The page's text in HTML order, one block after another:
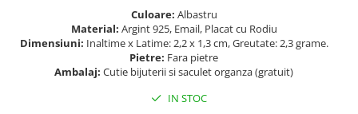
Culoare: Albastru
Material: Argint 925, Email, Placat cu Rodiu
Dimensiuni: Inaltime x Latime: 2,2 x 1,3 cm, Greutate: 2,3 grame.
Pietre: Fara pietre
Ambalaj: Cutie bijuterii si saculet organza (gratuit)
IN STOC